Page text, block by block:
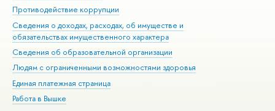
Противодействие коррупции
Сведения о доходах, расходах, об имуществе и
обязательствах имущественного характера
Сведения об образовательной организации
Людям с ограниченными возможностями здоровья
Единая платежная страница
Работа в Вышке